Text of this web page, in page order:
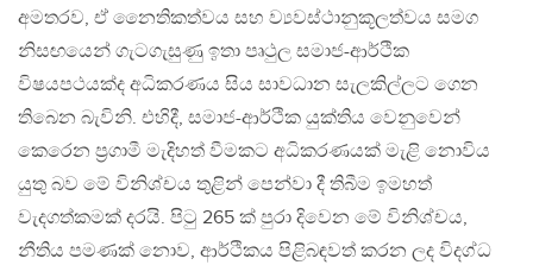
අමතරව, ඒ නෛතිකත්වය සහ ව්‍යවස්ථානුකූලත්වය සමග
නිසඟයෙන් ගැටගැසුණු ඉතා පෘථුල සමාජ-ආර්ථික
විෂයපථයක්ද අධිකරණය සිය සාවධාන සැලකිල්ලට ගෙන
තිබෙන බැවිනි. එහිදී, සමාජ-ආර්ථික යුක්තිය වෙනුවෙන්
කෙරෙන ප්‍රගාමී මැදිහත් වීමකට අධිකරණයක් මැළි නොවිය
යුතු බව මේ විනිශ්චය තුළින් පෙන්වා දී තිබීම ඉමහත්
වැදගත්කමක් දරයි. පිටු 265 ක් පුරා දිවෙන මේ විනිශ්චය,
නීතිය පමණක් නොව, ආර්ථිකය පිළිබඳවත් කරන ලද විදග්ධ